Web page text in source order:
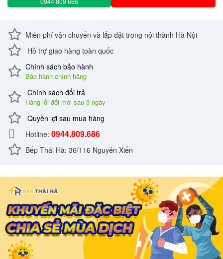
0944.809.686
Miễn phí vận chuyển và lắp đặt trong nội thành Hà Nội
Hỗ trợ giao hàng toàn quốc
Chính sách bảo hành
Bảo hành chính hãng
Chính sách đổi trả
Hàng lỗi đổi mới sau 3 ngày
Quyền lợi sau mua hàng
Hotline: 0944.809.686
Bếp Thái Hà: 36/116 Nguyễn Xiển